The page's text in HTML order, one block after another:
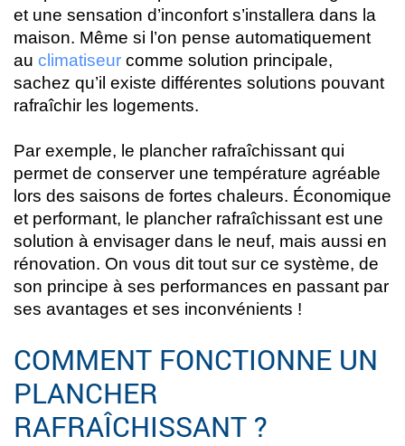
et une sensation d’inconfort s’installera dans la
maison. Même si l’on pense automatiquement
au climatiseur comme solution principale,
sachez qu’il existe différentes solutions pouvant
rafraîchir les logements.
Par exemple, le plancher rafraîchissant qui
permet de conserver une température agréable
lors des saisons de fortes chaleurs. Économique
et performant, le plancher rafraîchissant est une
solution à envisager dans le neuf, mais aussi en
rénovation. On vous dit tout sur ce système, de
son principe à ses performances en passant par
ses avantages et ses inconvénients !
COMMENT FONCTIONNE UN
PLANCHER
RAFRAÎCHISSANT ?